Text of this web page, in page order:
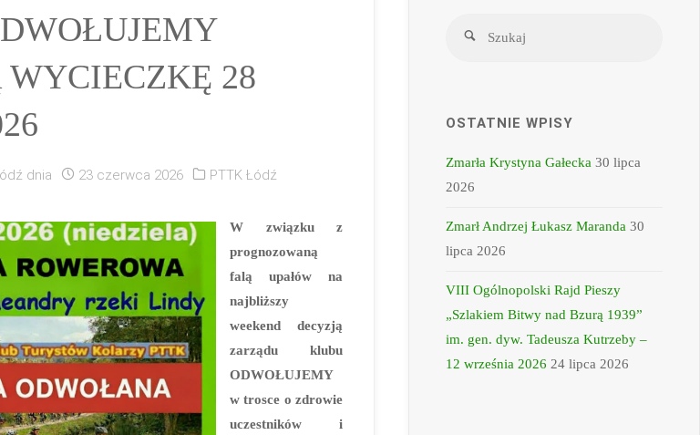
28
dnia 23 czerwca 2026 PTTK Łódź
W związku z
prognozowaną
falą upałów na
najbliższy
weekend
decyzją
zarządu klubu
ODWOŁUJEMY
w trosce o zdrowie
uczestników i
Szukaj
OSTATNIE WPISY
Zmarła Krystyna Gałecka 30 lipca
2026
Zmarł Andrzej Łukasz Maranda 30
lipca 2026
VIII Ogólnopolski Rajd Pieszy
„Szlakiem Bitwy nad Bzurą 1939”
im. gen. dyw. Tadeusza Kutrzeby –
12 września 2026 24 lipca 2026